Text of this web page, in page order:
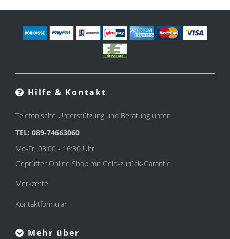
Hilfe & Kontakt
Telefonische Unterstützung und Beratung unter:
TEL: 089-74663060
Mo-Fr, 08:00 - 16:30 Uhr
Geprüfter Online Shop mit Geld-zurück-Garantie.
Merkzettel
Kontaktformular
Mehr über